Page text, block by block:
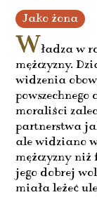
Jako żona
Władza w
mężczyzny.
widzenia
moraliści
partnerstwa
ale widziano
mężczyzny niż
jego dobrej
miała leżeć